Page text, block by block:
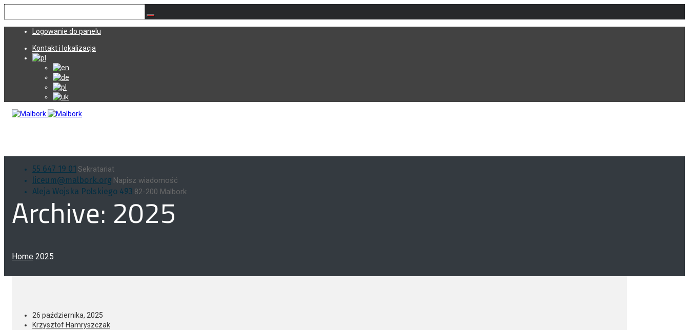
Logowanie do panelu
Kontakt i lokalizacja
55 647 19 01 Sekratariat
liceum@malbork.org Napisz wiadomość
Aleja Wojska Polskiego 493 82-200 Malbork
Archive: 2025
Home 2025
26 października, 2025
Krzysztof Hamryszczak